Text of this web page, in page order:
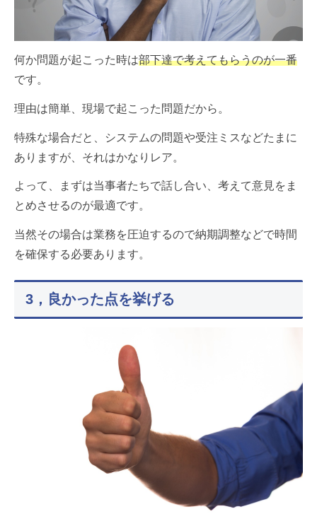
何か問題が起こった時は部下達で考えてもらうのが一番
です。
理由は簡単、現場で起こった問題だから。
特殊な場合だと、システムの問題や受注ミスなどたまに
ありますが、それはかなりレア。
よって、まずは当事者たちで話し合い、考えて意見をま
とめさせるのが最適です。
当然その場合は業務を圧迫するので納期調整などで時間
を確保する必要あります。
3，良かった点を挙げる